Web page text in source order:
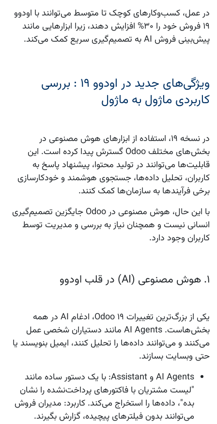
در عمل، کسب‌وکارهای کوچک تا متوسط می‌توانند با اودوو
19
فروش خود را ۳۰% افزایش دهند، زیرا ابزارهایی مانند
پیش‌بینی فروش AI به تصمیم‌گیری سریع کمک می‌کند.
ویژگی‌های جدید در اودوو 19 : بررسی
کاربردی ماژول به ماژول
در نسخه 19، استفاده از ابزارهای هوش مصنوعی در
بخش‌های مختلف Odoo گسترش پیدا کرده است. این
قابلیت‌ها می‌توانند در تولید محتوا، پیشنهاد پاسخ به
کاربران، تحلیل داده‌ها، جستجوی هوشمند و خودکارسازی
برخی فرآیندها به سازمان‌ها کمک کنند.
با این حال، هوش مصنوعی در Odoo جایگزین تصمیم‌گیری
انسانی نیست و همچنان نیاز به بررسی و مدیریت توسط
کاربران وجود دارد.
۱. هوش مصنوعی (AI) در قلب اودوو
یکی از بزرگ‌ترین تغییرات Odoo 19
، ادغام AI در همه
بخش‌هاست. AI Agents مانند دستیاران شخصی عمل
می‌کنند و می‌توانند داده‌ها را تحلیل کنند، ایمیل بنویسند یا
حتی وبسایت بسازند.
AI Agents و Assistant
: با یک دستور ساده مانند
"لیست مشتریان با فاکتورهای پرداخت‌نشده را نشان
بده"، داده‌ها را استخراج می‌کند. کاربرد: مدیران فروش
می‌توانند بدون فیلترهای پیچیده، گزارش بگیرند.